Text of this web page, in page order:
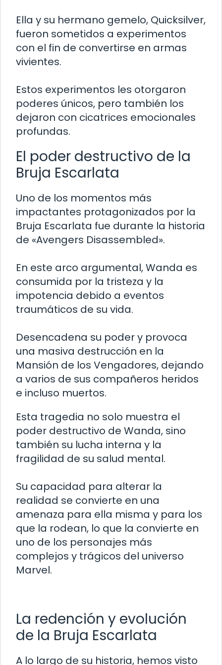
Ella y su hermano gemelo, Quicksilver,
fueron sometidos a experimentos
con el fin de convertirse en armas
vivientes.
Estos experimentos les otorgaron
poderes únicos, pero también los
dejaron con cicatrices emocionales
profundas.
El poder destructivo de la
Bruja Escarlata
Uno de los momentos más
impactantes protagonizados por la
Bruja Escarlata fue durante la historia
de «Avengers Disassembled».
En este arco argumental, Wanda es
consumida por la tristeza y la
impotencia debido a eventos
traumáticos de su vida.
Desencadena su poder y provoca
una masiva destrucción en la
Mansión de los Vengadores, dejando
a varios de sus compañeros heridos
e incluso muertos.
Esta tragedia no solo muestra el
poder destructivo de Wanda, sino
también su lucha interna y la
fragilidad de su salud mental.
Su capacidad para alterar la
realidad se convierte en una
amenaza para ella misma y para los
que la rodean, lo que la convierte en
uno de los personajes más
complejos y trágicos del universo
Marvel.
La redención y evolución
de la Bruja Escarlata
A lo largo de su historia, hemos visto